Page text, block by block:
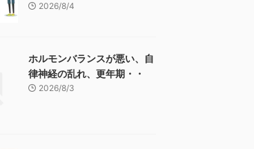
2026/8/4
ホルモンバランスが悪い、自
律神経の乱れ、更年期・・
2026/8/3